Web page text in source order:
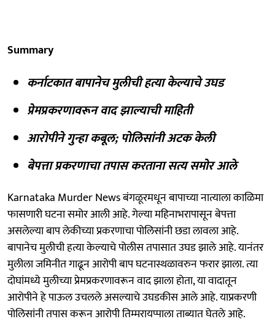
Summary
कर्नाटकात बापानेच मुलीची हत्या केल्याचे उघड
प्रेमप्रकरणावरून वाद झाल्याची माहिती
आरोपीने गुन्हा कबूल; पोलिसांनी अटक केली
बेपत्ता प्रकरणाचा तपास करताना सत्य समोर आले
Karnataka Murder News बंगळूरमधून बापाच्या नात्याला काळिमा
फासणारी घटना समोर आली आहे. गेल्या महिनाभरापासून बेपत्ता
असलेल्या बाप लेकीच्या प्रकरणाचा पोलिसांनी छडा लावला आहे.
बापानेच मुलीची हत्या केल्याचे पोलीस तपासात उघड झाले आहे. यानंतर
मुलीला जमिनीत गाढून आरोपी बाप घटनास्थळावरुन फरार झाला. त्या
दोघांमध्ये मुलीच्या प्रेमप्रकरणावरून वाद झाला होता, या वादातून
आरोपीने हे पाऊल उचलले असल्याचे उघडकीस आले आहे. याप्रकरणी
पोलिसांनी तपास करून आरोपी तिम्मरायप्पाला ताब्यात घेतले आहे.